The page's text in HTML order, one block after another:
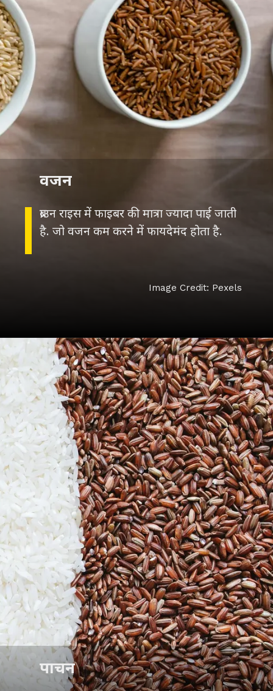
ब्राउन राइस में फाइबर की मात्रा ज्यादा पाई जाती
है. जो वजन कम करने में फायदेमंद होता है.
वजन
Image Credit: Pexels
पाचन